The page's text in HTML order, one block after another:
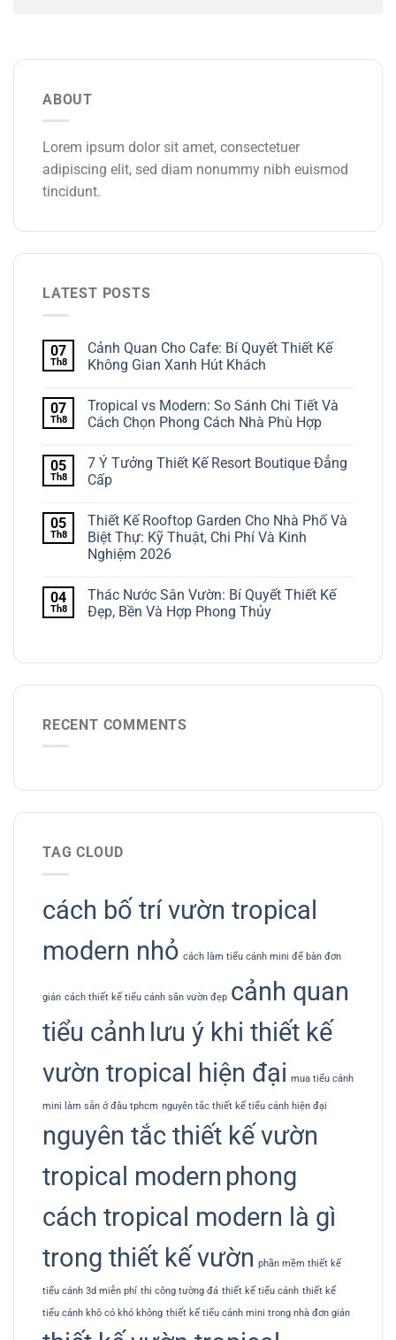
ABOUT
Lorem ipsum dolor sit amet, consectetuer
adipiscing elit, sed diam nonummy nibh euismod
tincidunt.
LATEST POSTS
07
Th8
Cảnh Quan Cho Cafe: Bí Quyết Thiết Kế
Không Gian Xanh Hút Khách
07
Th8
Tropical vs Modern: So Sánh Chi Tiết Và
Cách Chọn Phong Cách Nhà Phù Hợp
05
Th8
7 Ý Tưởng Thiết Kế Resort Boutique Đẳng
Cấp
05
Th8
Thiết Kế Rooftop Garden Cho Nhà Phố Và
Biệt Thự: Kỹ Thuật, Chi Phí Và Kinh
Nghiệm 2026
04
Th8
Thác Nước Sân Vườn: Bí Quyết Thiết Kế
Đẹp, Bền Và Hợp Phong Thủy
RECENT COMMENTS
TAG CLOUD
cách bố trí vườn tropical
modern nhỏ cách làm tiểu cảnh mini để bàn đơn
giản cách thiết kế tiểu cảnh sân vườn đẹp cảnh quan
tiểu cảnh lưu ý khi thiết kế
vườn tropical hiện đại mua tiểu cảnh
mini làm sẵn ở đâu tphcm nguyên tắc thiết kế tiểu cảnh hiện đại
nguyên tắc thiết kế vườn
tropical modern phong
cách tropical modern là gì
trong thiết kế vườn phần mềm thiết kế
tiểu cảnh 3d miễn phí thi công tường đá thiết kế tiểu cảnh thiết kế
tiểu cảnh khô có khó không thiết kế tiểu cảnh mini trong nhà đơn giản